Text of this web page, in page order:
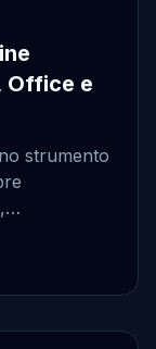
Office e
strumento